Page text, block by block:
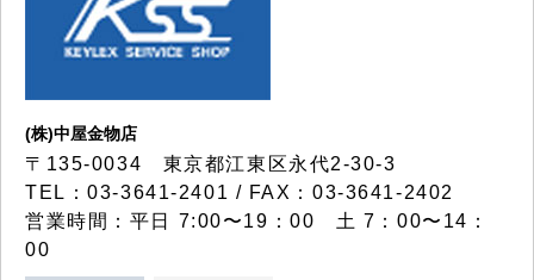
(株)中屋金物店
〒135-0034 東京都江東区永代2-30-3
TEL：03-3641-2401 / FAX：03-3641-2402
営業時間：平日 7:00〜19：00 土 7：00〜14：
00